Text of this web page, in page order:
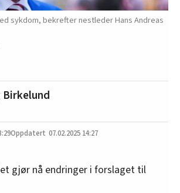
sykdom, bekrefter nestleder Hans Andreas
Birkelund
07.02.2025 14:27
gjør nå endringer i forslaget til